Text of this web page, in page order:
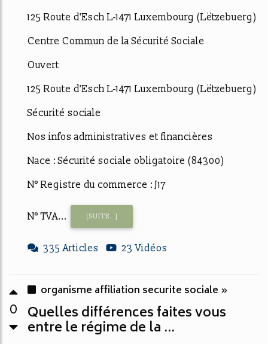
125 Route d'Esch L-1471 Luxembourg (Lëtzebuerg)
Centre Commun de la Sécurité Sociale
Ouvert
125 Route d'Esch L-1471 Luxembourg (Lëtzebuerg)
Sécurité sociale
Nos infos administratives et financières
Nace : Sécurité sociale obligatoire (84300)
N° Registre du commerce : J17
N° TVA... [SUITE...]
335 Articles 23 Vidéos
0
organisme affiliation securite sociale »
Quelles différences faites vous
entre le régime de la ...